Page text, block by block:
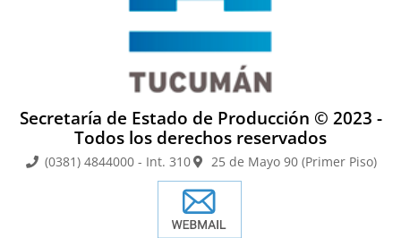
Secretaría de Estado de Producción © 2023 -
Todos los derechos reservados
(0381) 4844000 - Int. 310 25 de Mayo 90 (Primer Piso)